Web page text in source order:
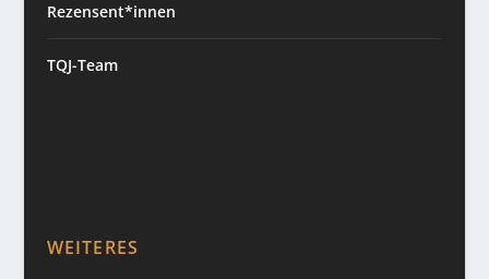
Rezensent*innen
TQJ-Team
WEITERES